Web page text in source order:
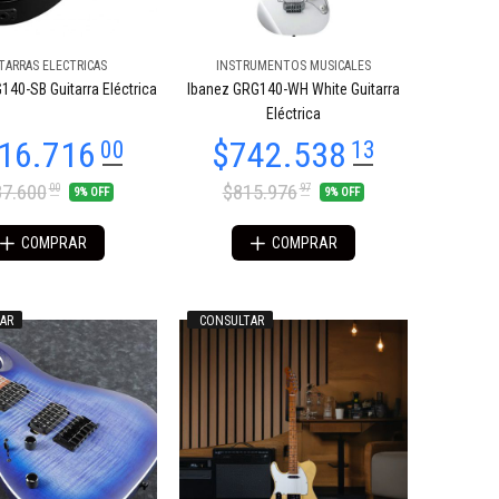
ELECTRICAS
SB Guitarra Eléctrica
00 9% OFF
COMPRAR
INSTRUMENTOS MUSICALES
Ibanez GRG140-WH White Guitarra
Eléctrica
$815.97697 9% OFF
COMPRAR
CONSULTAR